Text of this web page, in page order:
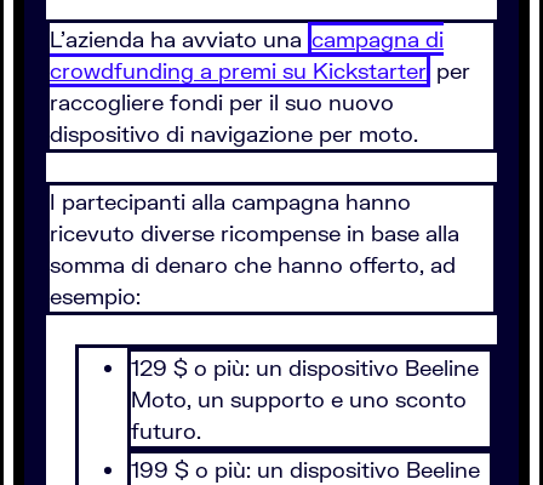
L’azienda ha avviato una campagna di
crowdfunding a premi su Kickstarter per
raccogliere fondi per il suo nuovo
dispositivo di navigazione per moto.
I partecipanti alla campagna hanno
ricevuto diverse ricompense in base alla
somma di denaro che hanno offerto, ad
esempio:
129 $ o più: un dispositivo Beeline
Moto, un supporto e uno sconto
futuro.
199 $ o più: un dispositivo Beeline